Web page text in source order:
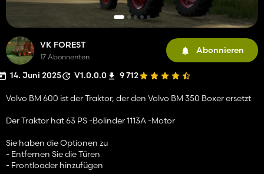
VK FOREST
17 Abonnenten
Abonnieren
14. Juni 2025 V1.0.0.0 9 712
Volvo BM 600 ist der Traktor, der den Volvo BM 350 Boxer ersetzt
Der Traktor hat 63 PS -Bolinder 1113A -Motor
Sie haben die Optionen zu
- Entfernen Sie die Türen
- Frontloader hinzufügen